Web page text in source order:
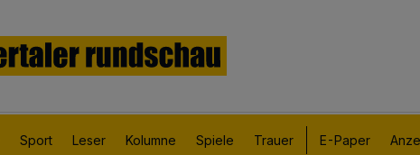
Sport Leser Kolumne Spiele Trauer E-Paper